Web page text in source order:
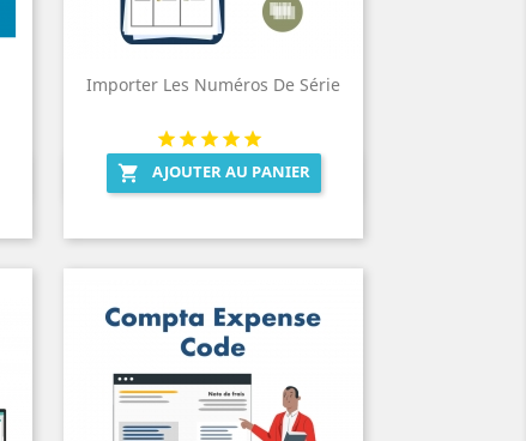
Importer Les Numéros De Série
 AJOUTER AU PANIER
Aperçu rapide